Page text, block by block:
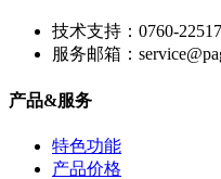
技术支持：0760-
服务邮箱：
产品&服务
特色功能
产品价格